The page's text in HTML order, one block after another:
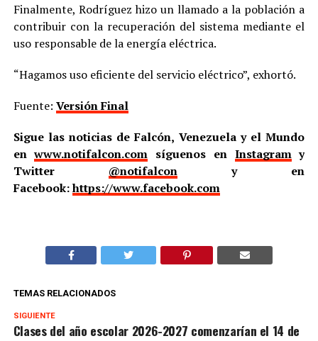
Finalmente, Rodríguez hizo un llamado a la población a
contribuir con la recuperación del sistema mediante el
uso responsable de la energía eléctrica.
“Hagamos uso eficiente del servicio eléctrico”, exhortó.
Fuente: Versión Final
Sigue las noticias de Falcón, Venezuela y el Mundo
enwww.notifalcon.com síguenos en Instagramy
Twitter @notifalcony en
Facebook:https://www.facebook.com
TEMAS RELACIONADOS
SIGUIENTE
Clases del año escolar 2026-2027 comenzarían el 14 de